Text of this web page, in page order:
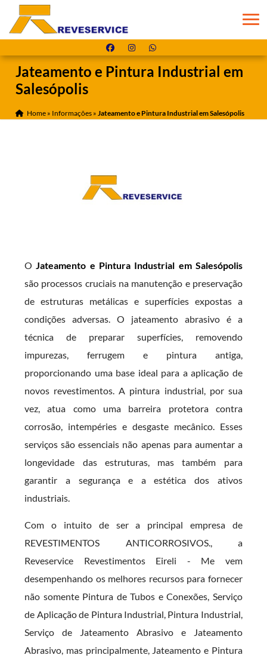
Jateamento e Pintura Industrial em
Salesópolis
Home » Informações »Jateamento e Pintura Industrial em Salesópolis
OJateamento e Pintura Industrial em Salesópolis
são processos cruciais na manutenção e preservação
de estruturas metálicas e superfícies expostas a
condições adversas. O jateamento abrasivo é a
técnica de preparar superfícies, removendo
impurezas, ferrugem e pintura antiga,
proporcionando uma base ideal para a aplicação de
novos revestimentos. A pintura industrial, por sua
vez, atua como uma barreira protetora contra
corrosão, intempéries e desgaste mecânico. Esses
serviços são essenciais não apenas para aumentar a
longevidade das estruturas, mas também para
garantir a segurança e a estética dos ativos
industriais.
Com o intuito de ser a principal empresa de
REVESTIMENTOS ANTICORROSIVOS., a
Reveservice Revestimentos Eireli - Me vem
desempenhando os melhores recursos para fornecer
não somente Pintura de Tubos e Conexões, Serviço
de Aplicação de Pintura Industrial, Pintura Industrial,
Serviço de Jateamento Abrasivo e Jateamento
Abrasivo, mas principalmente, Jateamento e Pintura